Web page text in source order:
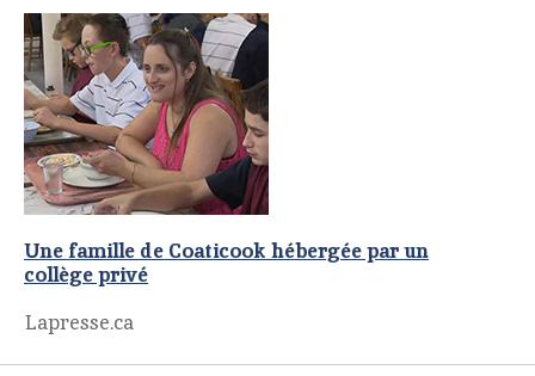
Une famille de Coaticook hébergée par un
collège privé
Lapresse.ca